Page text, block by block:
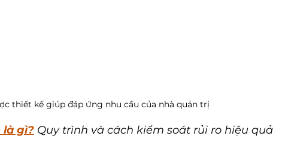
thiết kế giúp đáp ứng nhu cầu của nhà quản trị
là gì? Quy trình và cách kiểm soát rủi ro hiệu quả